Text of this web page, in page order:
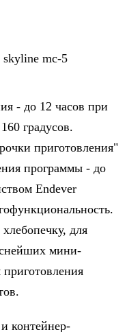
- до 12 часов при
градусов.
приготовления"
программы - до
Endever
для
мини-
приготовления
контейнер-